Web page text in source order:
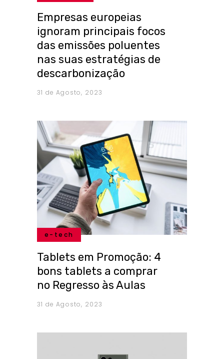
Empresas europeias
ignoram principais focos
das emissões poluentes
nas suas estratégias de
descarbonização
31 de Agosto, 2023
e-tech
Tablets em Promoção: 4
bons tablets a comprar
no Regresso às Aulas
31 de Agosto, 2023